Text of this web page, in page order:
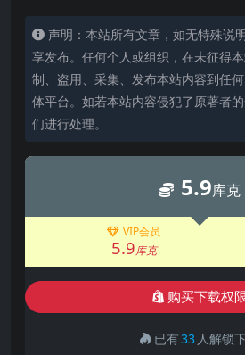
声明：本站所有文章，如无特殊说
享发布。任何个人或组织，在未征得
制、盗用、采集、发布本站内容到任
体平台。如若本站内容侵犯了原著者
们进行处理。
5.9库克
VIP会员
5.9库克
购买下载权
已有33 人解锁